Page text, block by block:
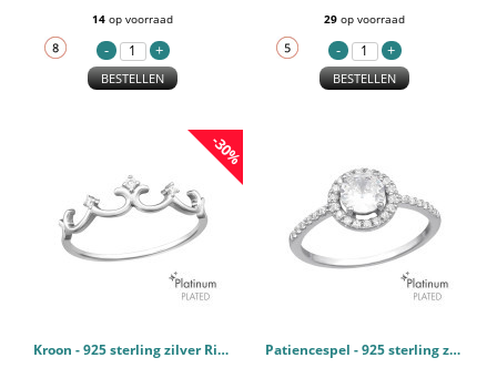
14 op voorraad
BESTELLEN
29 op voorraad
BESTELLEN
-30%
Kroon - 925 sterling zilver Ringen Zirconia PCJW44123 Patiencespel - 925 sterling zilver Ringen Zirconia PCJW44122